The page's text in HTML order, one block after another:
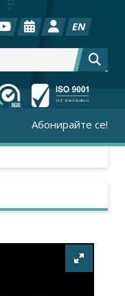
EN
Абонирайте се!